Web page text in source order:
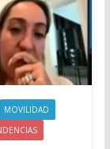
MOVILIDAD